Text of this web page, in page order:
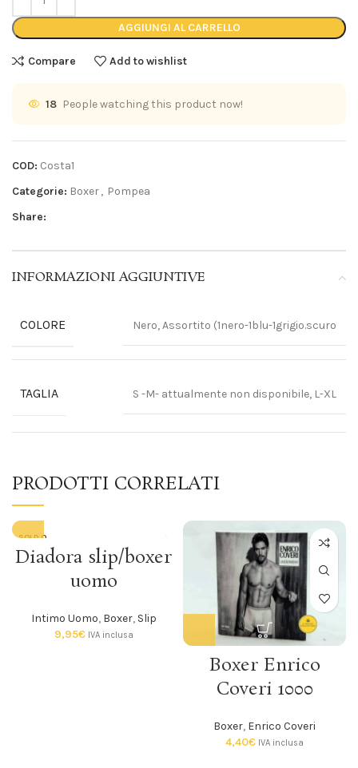
AGGIUNGI AL CARRELLO
Compare Add to wishlist
18 People watching this product now!
COD: Costa1
Categorie: Boxer, Pompea
Share:
INFORMAZIONI AGGIUNTIVE
COLORE Nero, Assortito (1nero-1blu-1grigio.scuro
TAGLIA S -M- attualmente non disponibile, L-XL
PRODOTTI CORRELATI
SOLD O
Diadora slip/boxer
uomo
Intimo Uomo, Boxer, Slip
9,95€ IVA inclusa
Boxer Enrico
Coveri 1000
Boxer, Enrico Coveri
4,40€ IVA inclusa